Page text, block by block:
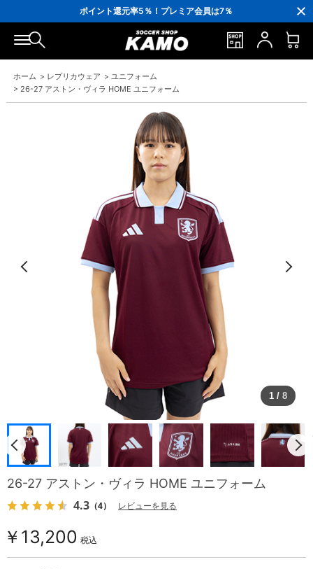
ポイント還元率5％！プレミア会員は7％
会員の方にはお誕生月に「10％OFFクーポン」プレゼント！
16,000円(税込)以上でシューズケースプレゼント！
3,300円(税込)以上で送料無料！
ホーム > レプリカウェア > ユニフォーム
> 26-27 アストン・ヴィラ HOME ユニフォーム
1 / 8
26-27 アストン・ヴィラ HOME ユニフォーム
4.3 （4） レビューを見る
￥13,200 税込